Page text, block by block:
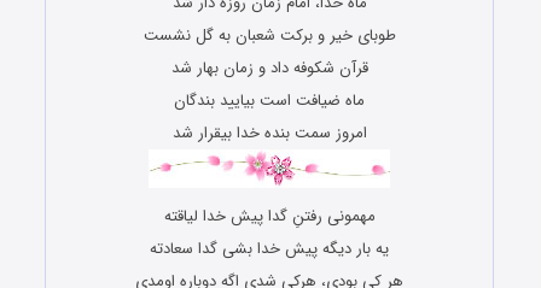
طوبای خیر و برکت شعبان به گل نشست
قرآن شکوفه داد و زمان بهار شد
ماه ضیافت است بیایید بندگان
امروز سمت بنده خدا بیقرار شد
مهمونی رفتنِ گدا پیش خدا لیاقته
یه بار دیگه پیش خدا بشی گدا سعادته
هر کی بودی، هرکی شدی اگه دوباره اومدی